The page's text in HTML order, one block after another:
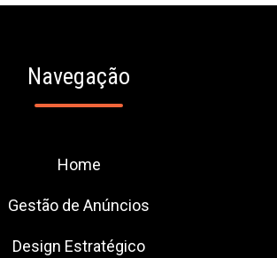
Navegação
Home
Gestão de Anúncios
Design Estratégico